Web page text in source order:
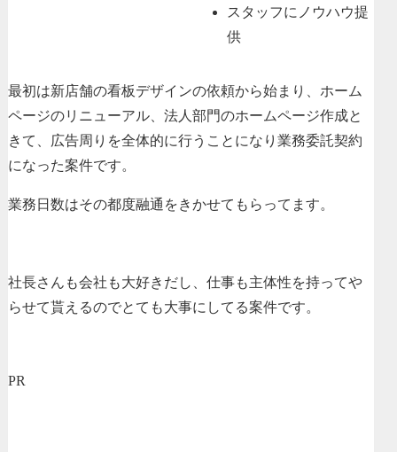
スタッフにノウハウ提
供
最初は新店舗の看板デザインの依頼から始まり、ホーム
ページのリニューアル、法人部門のホームページ作成と
きて、広告周りを全体的に行うことになり業務委託契約
になった案件です。
業務日数はその都度融通をきかせてもらってます。
社長さんも会社も大好きだし、仕事も主体性を持ってや
らせて貰えるのでとても大事にしてる案件です。
PR